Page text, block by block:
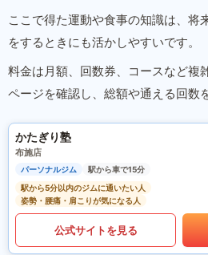
ここで得た運動や食事の知識は、将
をするときにも活かしやすいです。
料金は月額、回数券、コースなど複
ページを確認し、総額や通える回数
かたぎり塾
布施店
パーソナルジム
駅から車で15分
駅から5分以内のジムに通いたい人
姿勢・腰痛・肩こりが気になる人
公式サイトを見る